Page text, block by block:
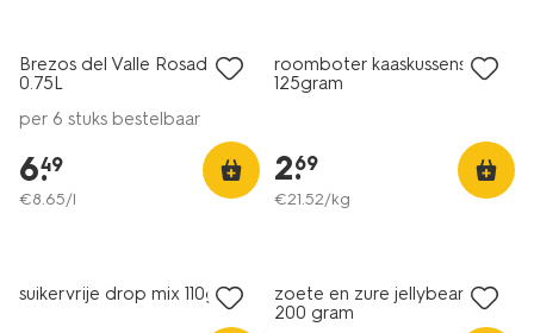
7.5
Brezos del Valle Rosado
0.75L
per 6 stuks bestelbaar
6.
49
€8.65/l
roomboter kaaskussens
125gram
2.
69
€21.52/kg
suikervrije drop mix 110g
zoete en zure jellybeans -
200 gram